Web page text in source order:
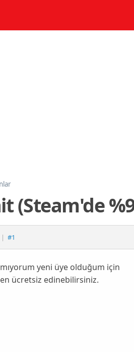
(Steam'de
| #1
yeni üye olduğum için
ücretsiz edinebilirsiniz.